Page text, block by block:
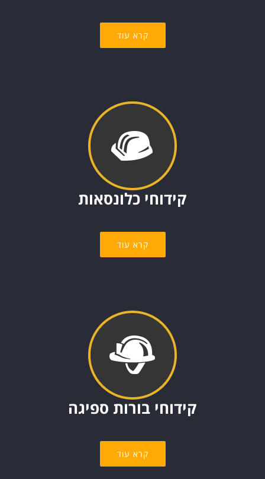
קרא עוד
קידוחי כלונסאות
קרא עוד
קידוחי בורות ספיגה
קרא עוד